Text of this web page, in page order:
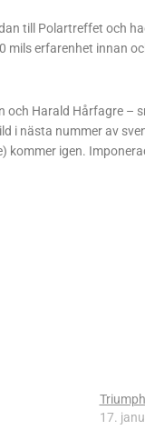
till Polartreffet och
erfarenhet innan
Harald Hårfagre –
i nästa nummer av
kommer igen.
17.